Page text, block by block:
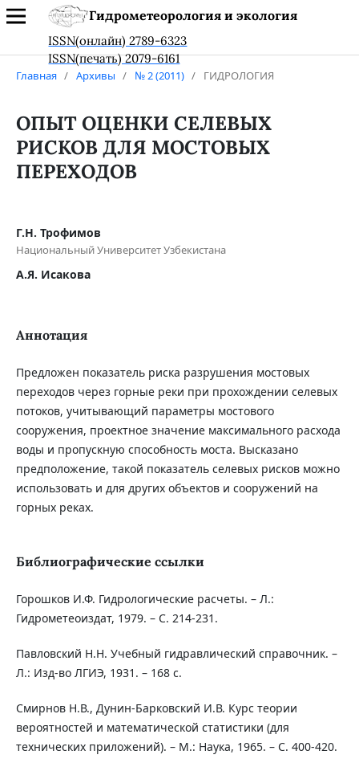
Гидрометеорология и экология
ISSN(онлайн) 2789-6323
ISSN(печать) 2079-6161
Главная / Архивы / № 2 (2011) / ГИДРОЛОГИЯ
ОПЫТ ОЦЕНКИ СЕЛЕВЫХ
РИСКОВ ДЛЯ МОСТОВЫХ
ПЕРЕХОДОВ
Г.Н. Трофимов
Национальный Университет Узбекистана
А.Я. Исакова
Аннотация
Предложен показатель риска разрушения мостовых
переходов через горные реки при прохождении селевых
потоков, учитывающий параметры мостового
сооружения, проектное значение максимального расхода
воды и пропускную способность моста. Высказано
предположение, такой показатель селевых рисков можно
использовать и для других объектов и сооружений на
горных реках.
Библиографические ссылки
Горошков И.Ф. Гидрологические расчеты. – Л.:
Гидрометеоиздат, 1979. – С. 214-231.
Павловский Н.Н. Учебный гидравлический справочник. –
Л.: Изд-во ЛГИЭ, 1931. – 168 с.
Смирнов Н.В., Дунин-Барковский И.В. Курс теории
вероятностей и математической статистики (для
технических приложений). – М.: Наука, 1965. – С. 400-420.